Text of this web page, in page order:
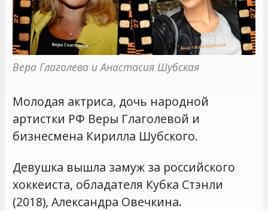
Вера Глаголева и Анастасия Шубская
Молодая актриса, дочь народной
артистки РФ Веры Глаголевой и
бизнесмена Кирилла Шубского.
Девушка вышла замуж за российского
хоккеиста, обладателя Кубка Стэнли
(2018), Александра Овечкина.